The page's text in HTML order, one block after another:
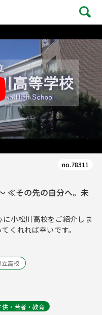
no.78311
≪その先の自分へ。未
小松川高校をご紹介しま
くれれば幸いです。
高校
供・若者・教育